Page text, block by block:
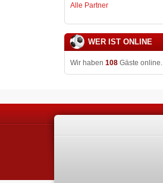
Alle Partner
WER IST ONLINE
Wir haben 108Gäste online.